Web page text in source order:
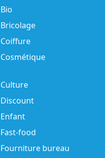
Bio
Bricolage
Coiffure
Cosmétique
Culture
Discount
Enfant
Fast-food
Fourniture bureau